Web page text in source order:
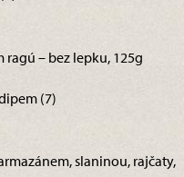
– bez lepku, 125g
(7)
slaninou, rajčaty,